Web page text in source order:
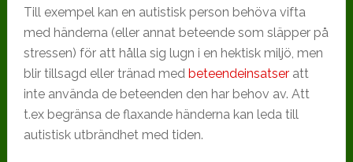
Till exempel kan en autistisk person behöva vifta
med händerna (eller annat beteende som släpper på
stressen) för att hålla sig lugn i en hektisk miljö, men
blir tillsagd eller tränad med beteendeinsatseratt
inte använda de beteenden den har behov av. Att
t.ex begränsa de flaxande händerna kan leda till
autistisk utbrändhet med tiden.